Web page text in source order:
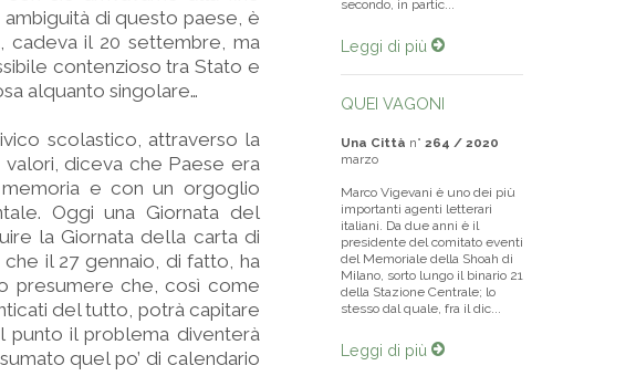
di questo paese, è
cadeva il 20 settembre, ma
contenzioso tra Stato e
alquanto singolare…
scolastico, attraverso la
diceva che Paese era
e con un orgoglio
Oggi una Giornata del
la Giornata della carta di
il 27 gennaio, di fatto, ha
presumere che, così come
del tutto, potrà capitare
punto il problema diventerà
quel po’ di calendario
secondo, in partic...
Leggi di più
QUEI VAGONI
Una Città n° 264 / 2020
marzo
Marco Vigevani è uno dei più
importanti agenti letterari
italiani. Da due anni è il
presidente del comitato eventi
del Memoriale della Shoah di
Milano, sorto lungo il binario 21
della Stazione Centrale; lo
stesso dal quale, fra il dic...
Leggi di più